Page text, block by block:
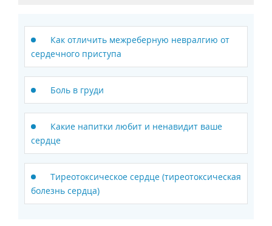
Как отличить межреберную невралгию от
сердечного приступа
Боль в груди
Какие напитки любит и ненавидит ваше
сердце
Тиреотоксическое сердце (тиреотоксическая
болезнь сердца)